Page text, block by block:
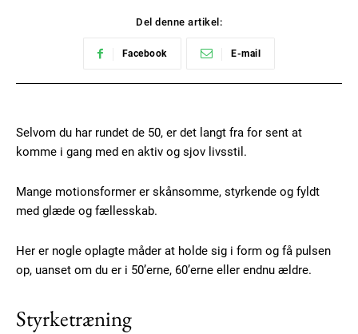
Del denne artikel:
Facebook E-mail
Selvom du har rundet de 50, er det langt fra for sent at
komme i gang med en aktiv og sjov livsstil.
Mange motionsformer er skånsomme, styrkende og fyldt
med glæde og fællesskab.
Her er nogle oplagte måder at holde sig i form og få pulsen
op, uanset om du er i 50’erne, 60’erne eller endnu ældre.
Styrketræning